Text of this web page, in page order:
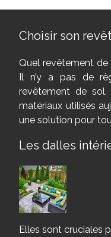
Choisir son
Quel revêtement
Il n’y a pas de
revêtement de sol.
matériaux utilisés
une solution pour
Les dalles
Elles sont cruciales